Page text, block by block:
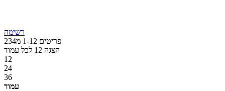
רשימה
פריטים
1-12 מ234
הצגה 12 לכל עמוד
12
24
36
עמוד